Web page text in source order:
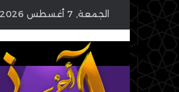
الجمعة, 7 أغسطس 2026